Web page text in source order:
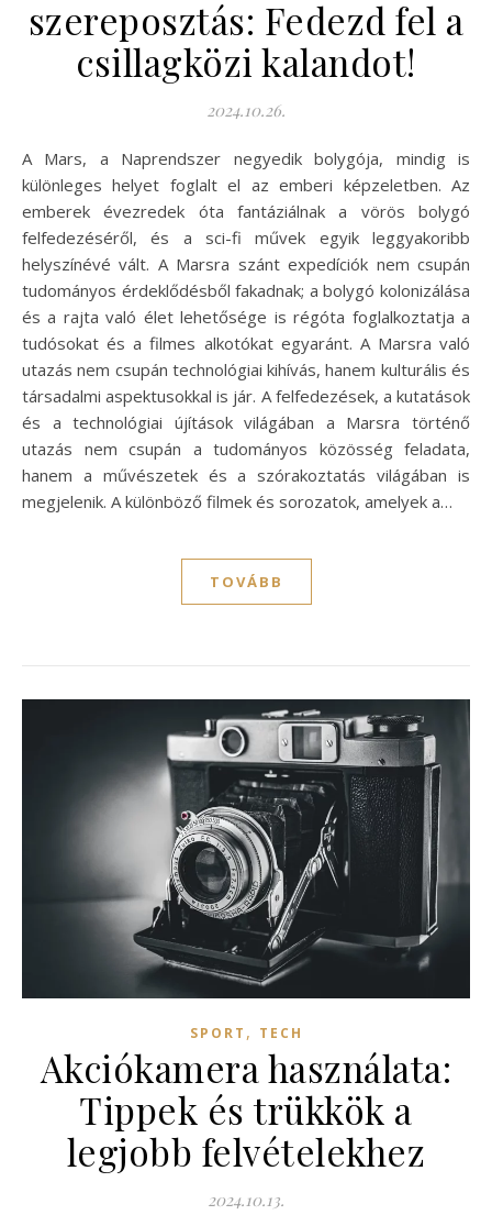
szereposztás: Fedezd fel a
csillagközi kalandot!
2024.10.26.
A Mars, a Naprendszer negyedik bolygója, mindig is
különleges helyet foglalt el az emberi képzeletben. Az
emberek évezredek óta fantáziálnak a vörös bolygó
felfedezéséről, és a sci-fi művek egyik leggyakoribb
helyszínévé vált. A Marsra szánt expedíciók nem csupán
tudományos érdeklődésből fakadnak; a bolygó kolonizálása
és a rajta való élet lehetősége is régóta foglalkoztatja a
tudósokat és a filmes alkotókat egyaránt. A Marsra való
utazás nem csupán technológiai kihívás, hanem kulturális és
társadalmi aspektusokkal is jár. A felfedezések, a kutatások
és a technológiai újítások világában a Marsra történő
utazás nem csupán a tudományos közösség feladata,
hanem a művészetek és a szórakoztatás világában is
megjelenik. A különböző filmek és sorozatok, amelyek a…
TOVÁBB
SPORT , TECH
Akciókamera használata:
Tippek és trükkök a
legjobb felvételekhez
2024.10.13.